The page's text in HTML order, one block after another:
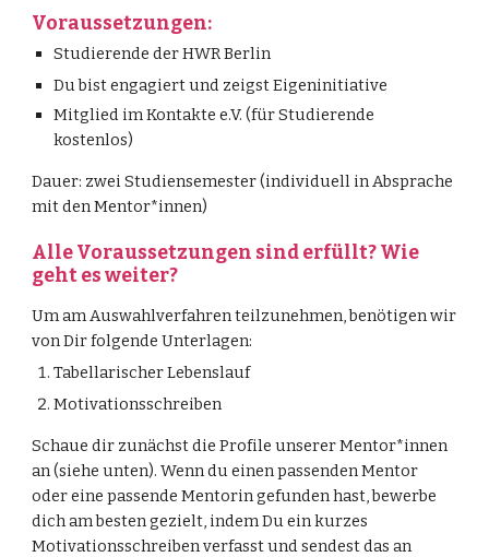
Voraussetzungen:
Studierende der HWR Berlin
Du bist engagiert und zeigst Eigeninitiative
Mitglied im Kontakte e.V. (für Studierende
kostenlos)
Dauer: zwei Studiensemester (individuell in Absprache
mit den Mentor*innen)
Alle Voraussetzungen sind erfüllt? Wie
geht es weiter?
Um am Auswahlverfahren teilzunehmen, benötigen wir
von Dir folgende Unterlagen:
Tabellarischer Lebenslauf
Motivationsschreiben
Schaue dir zunächst die Profile unserer Mentor*innen
an (siehe unten). Wenn du einen passenden Mentor
oder eine passende Mentorin gefunden hast, bewerbe
dich am besten gezielt, indem Du ein kurzes
Motivationsschreiben verfasst und sendest das an